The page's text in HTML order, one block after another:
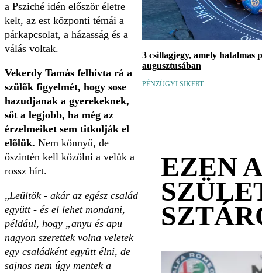
a Psziché idén először életre
kelt, az est központi témái a
párkapcsolat, a házasság és a
válás voltak.
Vekerdy Tamás felhívta rá a
szülők figyelmét, hogy sose
hazudjanak a gyerekeknek,
sőt a legjobb, ha még az
érzelmeiket sem titkolják el
előlük. Nem könnyű, de
őszintén kell közölni a velük a
rossz hírt.
„Leültök - akár az egész család
együtt - és el lehet mondani,
például, hogy „anyu és apu
nagyon szerettek volna veletek
egy családként együtt élni, de
sajnos nem úgy mentek a
3 csillagjegy, amely hatalmas
augusztusában
PÉNZÜGYI SIKERT
EZEN